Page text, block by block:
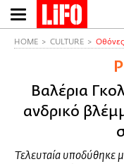
Παράκαμψη
προς
HOME CULTURE Οθόνες
Βαλέρια
ανδρικό
Τελευταία υποδύθηκε